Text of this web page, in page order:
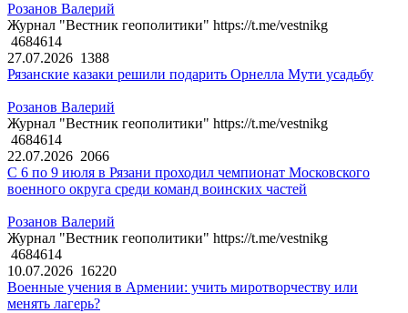
Розанов Валерий
Журнал "Вестник геополитики" https://t.me/vestnikg
4684614
27.07.2026 1388
Рязанские казаки решили подарить Орнелла Мути усадьбу
Розанов Валерий
Журнал "Вестник геополитики" https://t.me/vestnikg
4684614
22.07.2026 2066
С 6 по 9 июля в Рязани проходил чемпионат Московского
военного округа среди команд воинских частей
Розанов Валерий
Журнал "Вестник геополитики" https://t.me/vestnikg
4684614
10.07.2026 16220
Военные учения в Армении: учить миротворчеству или
менять лагерь?